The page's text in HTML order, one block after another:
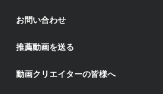
お問い合わせ
推薦動画を送る
動画クリエイターの皆様へ